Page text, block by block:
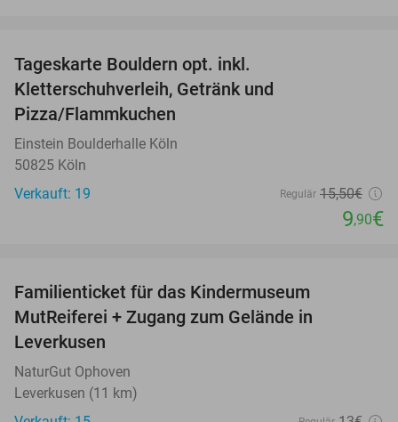
Tageskarte Bouldern opt. inkl.
Kletterschuhverleih, Getränk und
Pizza/Flammkuchen
Einstein Boulderhalle Köln
50825 Köln
Verkauft: 19
Regulär 15,50€
9,90€
Familienticket für das Kindermuseum
MutReiferei + Zugang zum Gelände in
Leverkusen
NaturGut Ophoven
Leverkusen (11 km)